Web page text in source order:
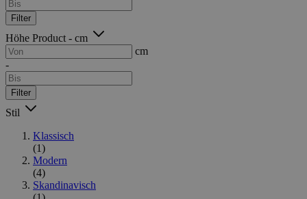
Filter
Höhe Product - cm
cm
-
Filter
Stil
Klassisch
(1)
Modern
(4)
Skandinavisch